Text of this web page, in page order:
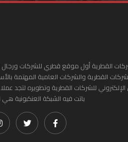
القطرية أول موقع قطري للشركات ورجال
القطرية والشركات العامية المهتمة
للشركات القطرية وتطويره لتجد
باتت فيه الشبكة العنكبونية